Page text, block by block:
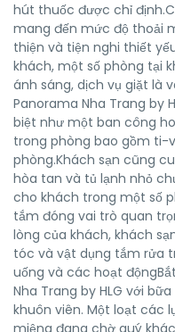
hút thuốc được chỉ
mang đến mức độ thoải
thiện và tiện nghi thiết
khách, một số phòng tại
ánh sáng, dịch vụ giặt là
Panorama Nha Trang by
biệt như một ban công
trong phòng bao gồm ti-
phòng.Khách sạn cũng
hòa tan và tủ lạnh nhỏ
cho khách trong một số
tắm đóng vai trò quan
lòng của khách, khách
tóc và vật dụng tắm rửa
uống và các hoạt
Nha Trang by HLG với
khuôn viên. Một loạt các
miệng đang chờ quý